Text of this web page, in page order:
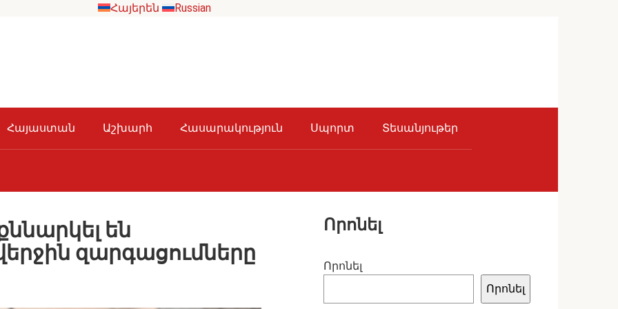
Հայերեն Russian
Հայաստան Աշխարհ Հասարակություն Սպորտ Տեսանյութեր
են
զարգացումները
Որոնել
Որոնել
Որոնել